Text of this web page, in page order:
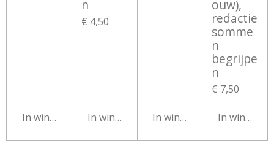
In winkelwagen
n
€ 4,50
In winkelwagenIn winkelwagen
ouw),
redactie
somme
n
begrijpe
n
€ 7,50
In